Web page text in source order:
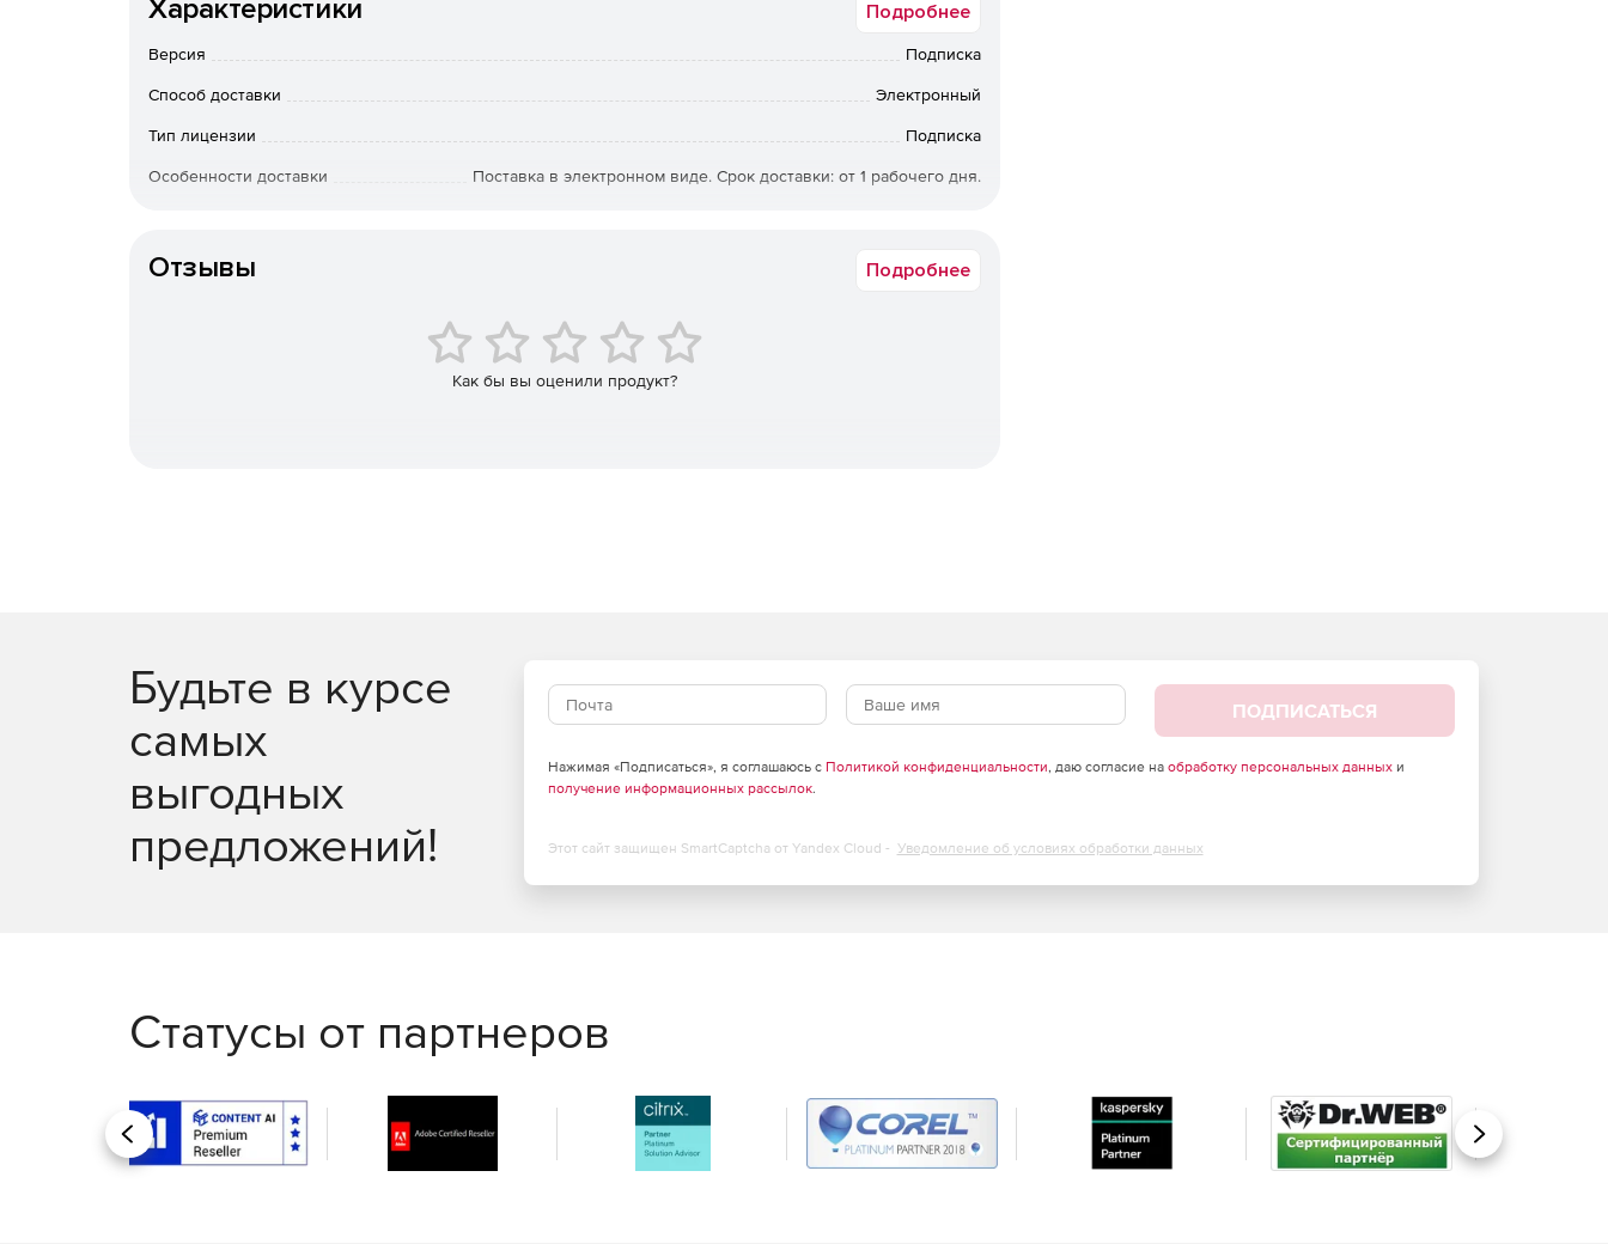
Характеристики Подробнее
Версия Подписка
Способ доставки Электронный
Тип лицензии Подписка
Особенности доставки Поставка в электронном виде. Срок доставки: от 1 рабочего дня.
Отзывы Подробнее
Как бы вы оценили продукт?
Будьте в курсе
самых
выгодных
предложений!
ПОДПИСАТЬСЯ
Нажимая «Подписаться», я соглашаюсь с Политикой конфиденциальности, даю согласие на обработку персональных данныхи
получение информационных рассылок.
Этот сайт защищен SmartCaptcha от Yandex Cloud - Уведомление об условиях обработки данных
Статусы от партнеров
Назад Вперед